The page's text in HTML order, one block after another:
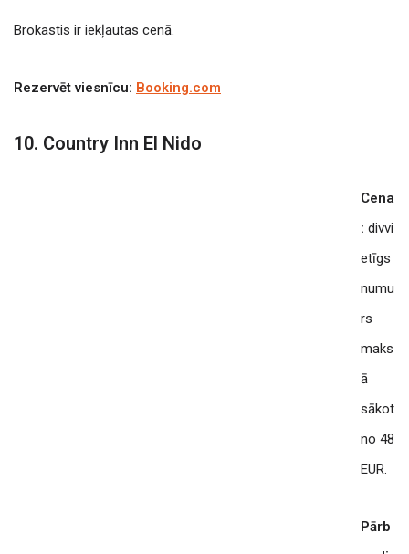
Brokastis ir iekļautas cenā.
Rezervēt viesnīcu: Booking.com
10. Country Inn El Nido
Cena
: divvi
etīgs
numu
rs
maks
ā
sākot
no 48
EUR.
Pārb